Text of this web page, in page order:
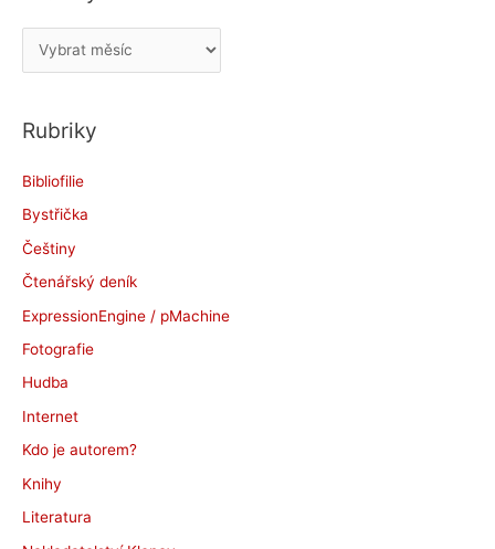
r
h
v
y
Rubriky
Bibliofilie
Bystřička
Češtiny
Čtenářský deník
ExpressionEngine / pMachine
Fotografie
Hudba
Internet
Kdo je autorem?
Knihy
Literatura